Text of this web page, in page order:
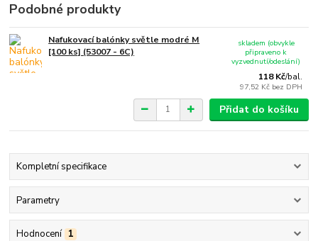
Podobné produkty
Nafukovací balónky světle modré M
[100 ks] (53007 - 6C)
118 Kč/bal.
97,52 Kč bez DPH
skladem (obvykle
připraveno k
vyzvednutí/odeslání)
Přidat do košíku
Kompletní specifikace
Parametry
Hodnocení 1